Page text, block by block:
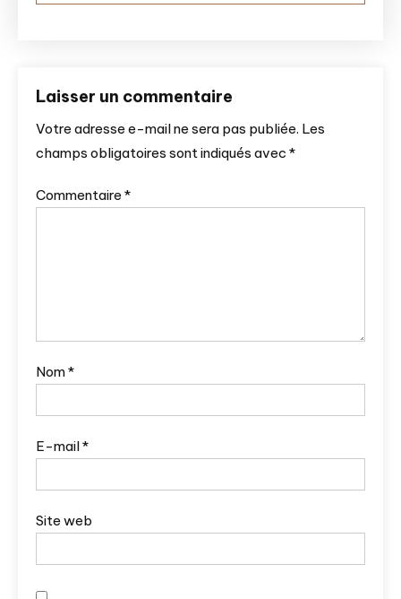
Laisser un commentaire
Votre adresse e-mail ne sera pas publiée. Les
champs obligatoires sont indiqués avec *
Commentaire *
Nom*
E-mail*
Site web